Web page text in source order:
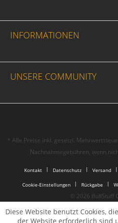
INFORMATIONEN
UNSERE COMMUNITY
* Alle Preise inkl. gesetzl.
Nachnahmegebühren, wenn
Kontakt Datenschutz Versand
Cookie-Einstellungen Rückgabe
© 2026 BullStuff
Diese Website benutzt Cookies,
der Website erforderlich sind